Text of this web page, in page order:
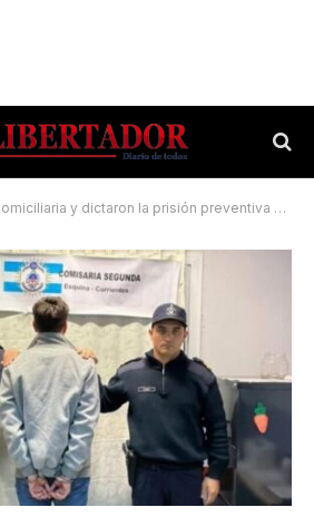
y dictaron la prisión preventiva para Codazzi